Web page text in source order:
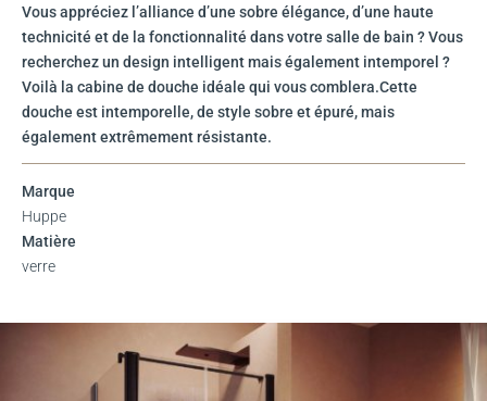
Vous appréciez l’alliance d’une sobre élégance, d’une haute
technicité et de la fonctionnalité dans votre salle de bain ? Vous
recherchez un design intelligent mais également intemporel ?
Voilà la cabine de douche idéale qui vous comblera.Cette
douche est intemporelle, de style sobre et épuré, mais
également extrêmement résistante.
Marque
Huppe
Matière
verre